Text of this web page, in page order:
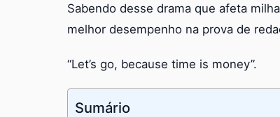
Sabendo desse drama que afeta
melhor desempenho na prova de
“Let’s go, because time is money”.
Sumário